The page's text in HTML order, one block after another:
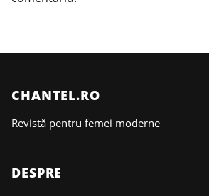
CHANTEL.RO
Revistă pentru femei moderne
DESPRE